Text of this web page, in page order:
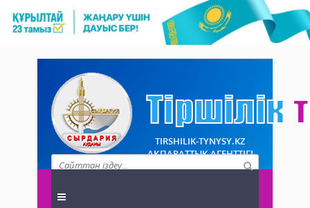
TIRSHILIK-TYNYSY.KZ
АҚПАРАТТЫҚ АГЕНТТІГІ